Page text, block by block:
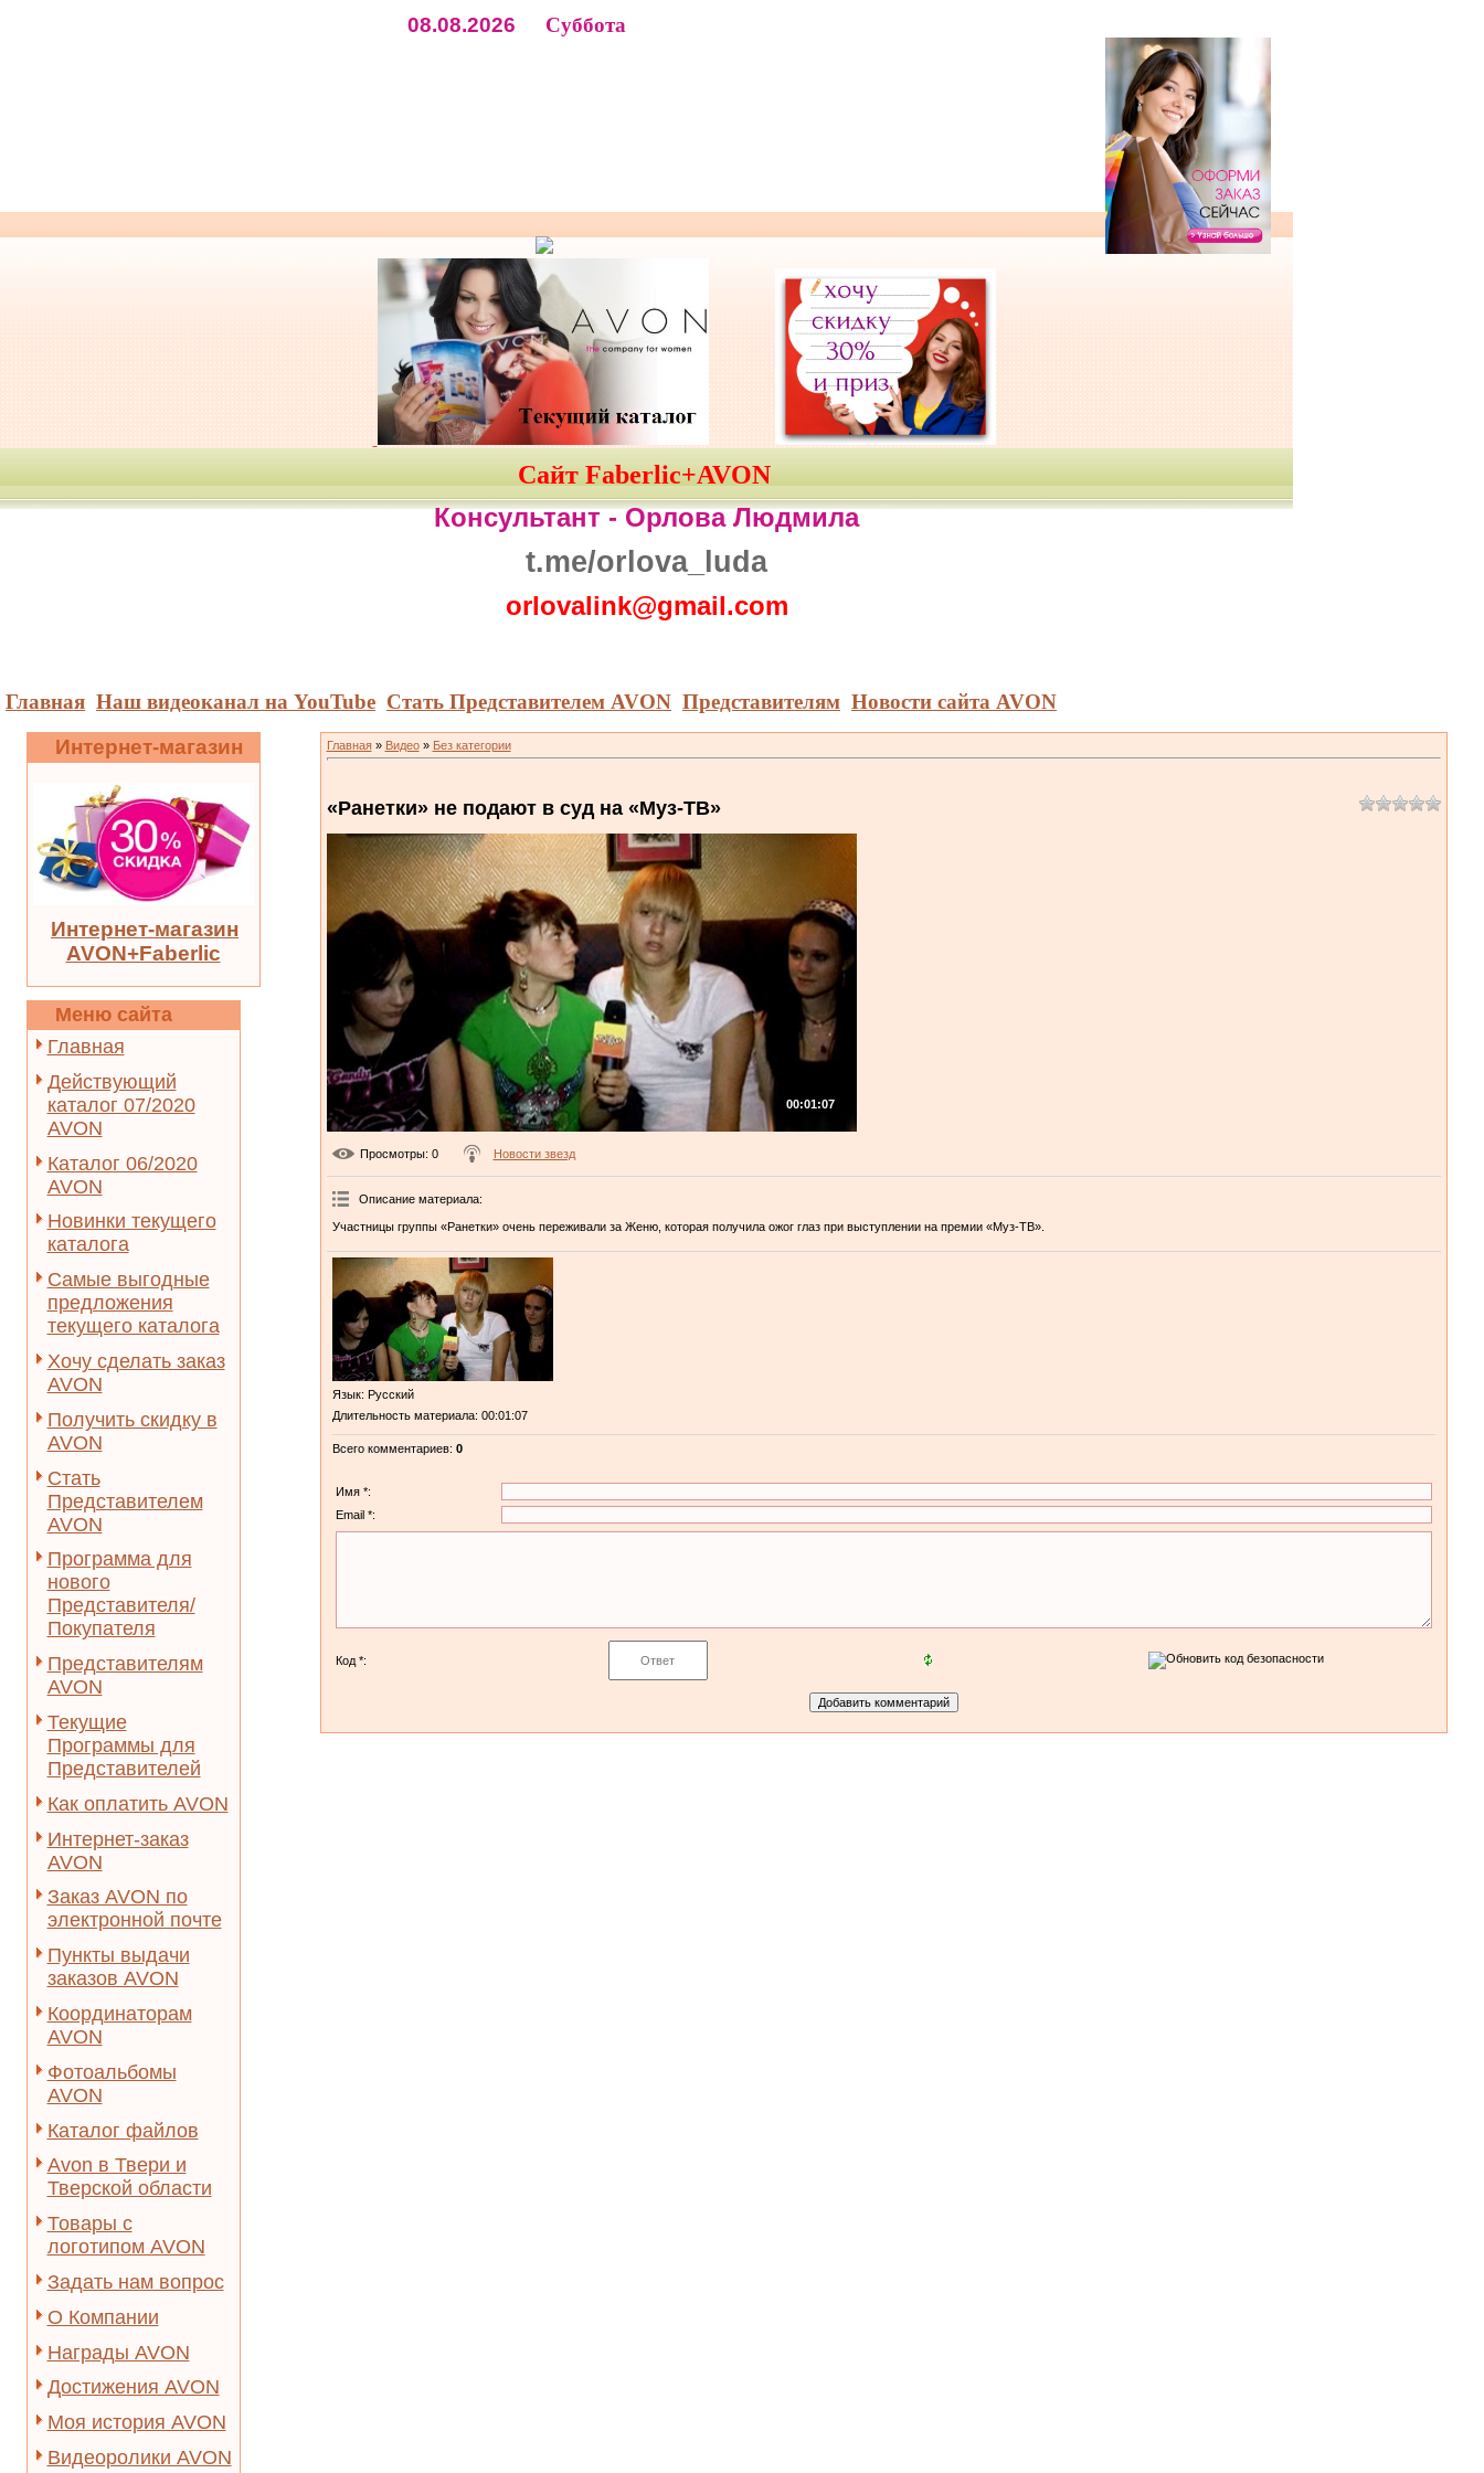
08.08.2026 Суббота
Сайт Faberlic+AVON
Консультант -Орлова Людмила
t.me/orlova_luda
orlovalink@gmail.com
Главная Наш видеоканал на YouTube Стать Представителем AVON Представителям Новости сайта AVON
Интернет-магазин
Интернет-магазин
AVON+Faberlic
Меню сайта
Главная
Действующий
каталог 07/2020
AVON
Каталог 06/2020
AVON
Новинки текущего
каталога
Самые выгодные
предложения
текущего каталога
Хочу сделать заказ
AVON
Получить скидку в
AVON
Стать
Представителем
AVON
Программа для
нового
Представителя/
Покупателя
Представителям
AVON
Текущие
Программы для
Представителей
Как оплатить AVON
Интернет-заказ
AVON
Заказ AVON по
электронной почте
Пункты выдачи
заказов AVON
Координаторам
AVON
Фотоальбомы
AVON
Каталог файлов
Avon в Твери и
Тверской области
Товары с
логотипом AVON
Задать нам вопрос
О Компании
Награды AVON
Достижения AVON
Моя история AVON
Видеоролики AVON
Главная» Видео» Без категории
«Ранетки» не подают в суд на «Муз-ТВ»
00:01:07
Просмотры: 0 Новости звезд
Описание материала:
Участницы группы «Ранетки» очень переживали за Женю, которая получила ожог глаз при выступлении на премии «Муз-ТВ».
Язык: Русский
Длительность материала: 00:01:07
Всего комментариев: 0
Имя *:
Email *:
Код *: